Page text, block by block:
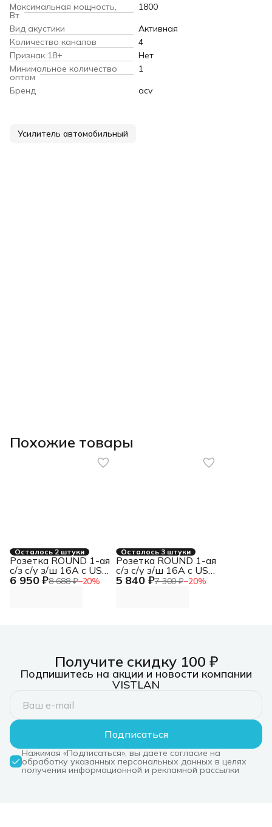
Максимальная мощность,
Вт
1800
Вид акустики
Активная
Количество каналов
4
Признак 18+
Нет
Минимальное количество
оптом
1
Бренд
acv
Усилитель автомобильный
Похожие товары
Осталось 2 штуки
6 950 ₽8 688 ₽−20%
Розетка ROUND 1-ая
с/з с/у з/ш 16А с USB
A+C быстрой
Осталось 3 штуки
5 840 ₽7 300 ₽−20%
Розетка ROUND 1-ая
с/з с/у з/ш 16А с USB
A+C быстрой
Получите скидку 100 ₽
Подпишитесь на акции и новости компании
VISTLAN
Подписаться
Нажимая «Подписаться», вы даете согласие на
обработку указанных персональных данных в целях
получения информационной и рекламной рассылки